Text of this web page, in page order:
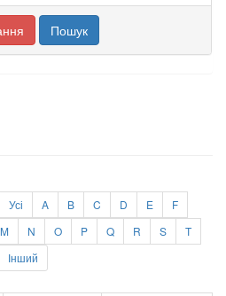
Усі A B C D E
F
M N O P Q R S
T
Інший